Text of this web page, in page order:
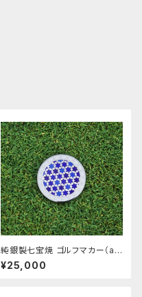
純銀製七宝焼 ゴルフマカー（a
o）
¥25,000